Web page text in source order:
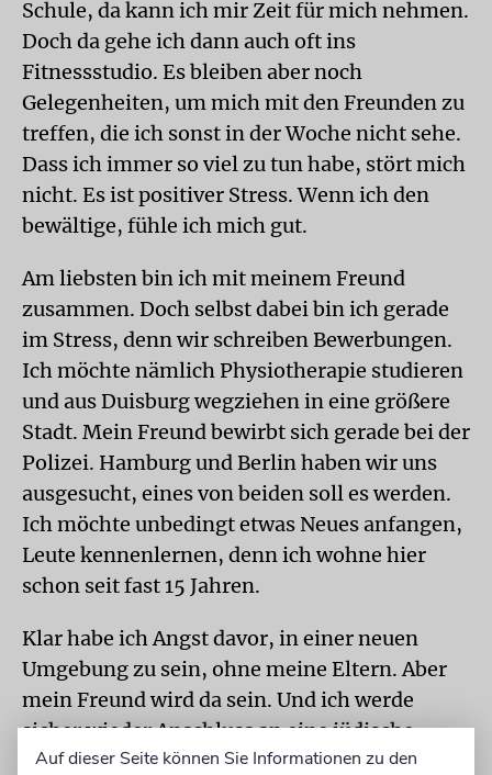
Schule, da kann ich mir Zeit für mich nehmen.
Doch da gehe ich dann auch oft ins
Fitnessstudio. Es bleiben aber noch
Gelegenheiten, um mich mit den Freunden zu
treffen, die ich sonst in der Woche nicht sehe.
Dass ich immer so viel zu tun habe, stört mich
nicht. Es ist positiver Stress. Wenn ich den
bewältige, fühle ich mich gut.
Am liebsten bin ich mit meinem Freund
zusammen. Doch selbst dabei bin ich gerade
im Stress, denn wir schreiben Bewerbungen.
Ich möchte nämlich Physiotherapie studieren
und aus Duisburg wegziehen in eine größere
Stadt. Mein Freund bewirbt sich gerade bei der
Polizei. Hamburg und Berlin haben wir uns
ausgesucht, eines von beiden soll es werden.
Ich möchte unbedingt etwas Neues anfangen,
Leute kennenlernen, denn ich wohne hier
schon seit fast 15 Jahren.
Klar habe ich Angst davor, in einer neuen
Umgebung zu sein, ohne meine Eltern. Aber
mein Freund wird da sein. Und ich werde
sicher wieder Anschluss an eine jüdische
Gemeinde finden, das wird mir auch helfen.
Auf dieser Seite können Sie Informationen zu den